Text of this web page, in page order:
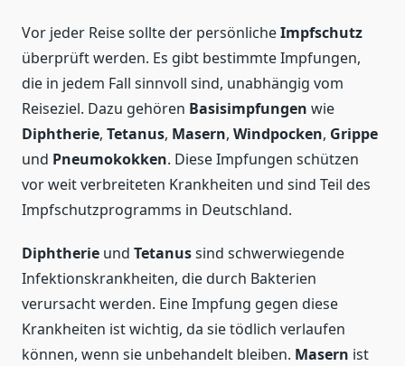
Vor jeder Reise sollte der persönlicheImpfschutz
überprüft werden. Es gibt bestimmte Impfungen,
die in jedem Fall sinnvoll sind, unabhängig vom
Reiseziel. Dazu gehören Basisimpfungen wie
Diphtherie, Tetanus, Masern, Windpocken, Grippe
und Pneumokokken. Diese Impfungen schützen
vor weit verbreiteten Krankheiten und sind Teil des
Impfschutzprogramms in Deutschland.
Diphtherie und Tetanussind schwerwiegende
Infektionskrankheiten, die durch Bakterien
verursacht werden. Eine Impfung gegen diese
Krankheiten ist wichtig, da sie tödlich verlaufen
können, wenn sie unbehandelt bleiben. Masern ist